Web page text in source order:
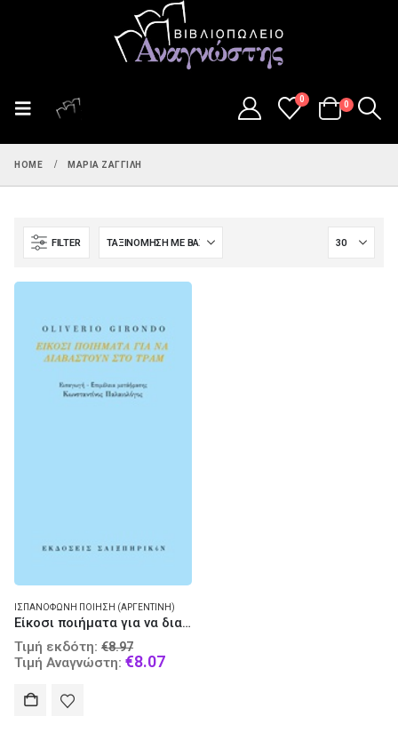
0
0
HOME ΜΑΡΊΑ ΖΑΓΓΊΛΗ
FILTER
ΙΣΠΑΝΌΦΩΝΗ ΠΟΊΗΣΗ (ΑΡΓΕΝΤΙΝΉ)
Είκοσι ποιήματα για να διαβαστούν στο τραμ
Τιμή εκδότη: €8.97
price
Τιμή Αναγνώστη: €8.07Current